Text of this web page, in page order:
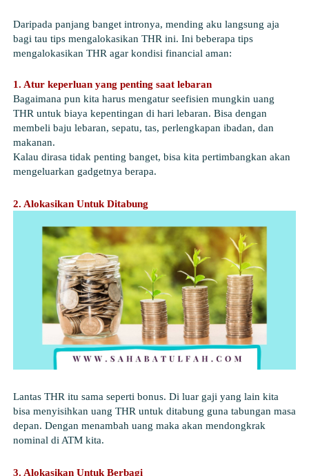
Daripada panjang banget intronya, mending aku langsung aja
bagi tau tips mengalokasikan THR ini. Ini beberapa tips
mengalokasikan THR agar kondisi financial aman:
1. Atur keperluan yang penting saat lebaran
Bagaimana pun kita harus mengatur seefisien mungkin uang
THR untuk biaya kepentingan di hari lebaran. Bisa dengan
membeli baju lebaran, sepatu, tas, perlengkapan ibadan, dan
makanan.
Kalau dirasa tidak penting banget, bisa kita pertimbangkan akan
mengeluarkan gadgetnya berapa.
2. Alokasikan Untuk Ditabung
Lantas THR itu sama seperti bonus. Di luar gaji yang lain kita
bisa menyisihkan uang THR untuk ditabung guna tabungan masa
depan. Dengan menambah uang maka akan mendongkrak
nominal di ATM kita.
3. Alokasikan Untuk Berbagi